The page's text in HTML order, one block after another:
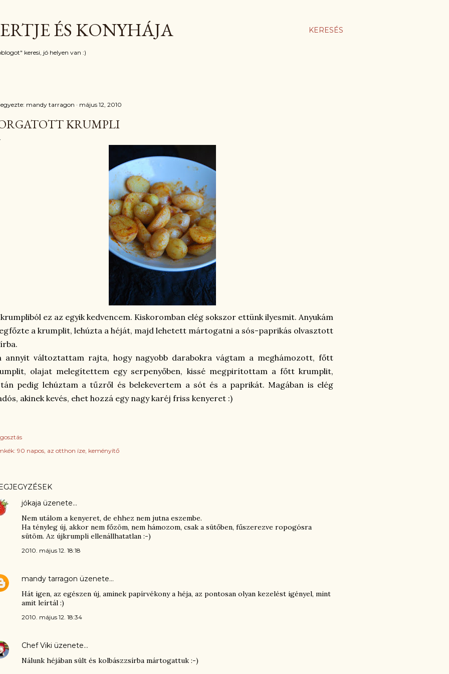
KERESÉS
ÉS KONYHÁJA
keresi, jó helyen van :)
mandy tarragon május 12, 2010
KRUMPLI
ez az egyik kedvencem. Kiskoromban elég sokszor ettünk ilyesmit. Anyukám
a krumplit, lehúzta a héját, majd lehetett mártogatni a sós-paprikás olvasztott
annyit változtattam rajta, hogy nagyobb darabokra vágtam a meghámozott, főtt
olajat melegítettem egy serpenyőben, kissé megpirítottam a főtt krumplit,
pedig lehúztam a tűzről és belekevertem a sót és a paprikát. Magában is elég
akinek kevés, ehet hozzá egy nagy karéj friss kenyeret :)
90 napos az otthon íze keményítő
jókaja üzenete…
Nem utálom a kenyeret, de ehhez nem jutna eszembe.
Ha tényleg új, akkor nem főzöm, nem hámozom, csak a sütőben, fűszerezve ropogósra
sütöm. Az újkrumpli ellenállhatatlan :-)
2010. május 12. 18:18
mandy tarragon üzenete…
Hát igen, az egészen új, aminek papírvékony a héja, az pontosan olyan kezelést igényel, mint
amit leírtál :)
2010. május 12. 18:34
Chef Viki üzenete…
Nálunk héjában sült és kolbászzsírba mártogattuk :-)